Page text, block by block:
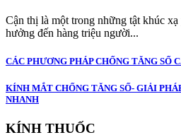
Cận thị là một trong những tật khúc xạ
hưởng đến hàng triệu người...
CÁC PHƯƠNG PHÁP CHỐNG TĂNG SỐ
KÍNH MẮT CHỐNG TĂNG SỐ- GIẢI
NHANH
KÍNH THUỐC